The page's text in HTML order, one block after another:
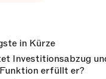
in Kürze
Investitionsabzug
erfüllt er?